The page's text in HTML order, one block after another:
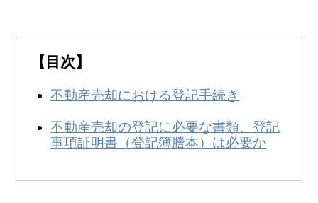
0120-250-094
無料！
【目次】
不動産売却における登記手続き
不動産売却の登記に必要な書類、登記
事項証明書（登記簿謄本）は必要か